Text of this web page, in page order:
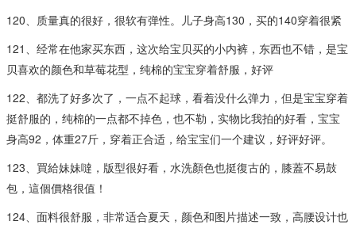
120、质量真的很好，很软有弹性。儿子身高130，买的140穿着很紧
121、经常在他家买东西，这次给宝贝买的小内裤，东西也不错，是宝
贝喜欢的颜色和草莓花型，纯棉的宝宝穿着舒服，好评
122、都洗了好多次了，一点不起球，看着没什么弹力，但是宝宝穿着
挺舒服的，纯棉的一点都不掉色，也不勒，实物比我拍的好看，宝宝
身高92，体重27斤，穿着正合适，给宝宝们一个建议，好评好评。
123、買給妹妹噠，版型很好看，水洗顏色也挺復古的，膝蓋不易鼓
包，這個價格很值！
124、面料很舒服，非常适合夏天，颜色和图片描述一致，高腰设计也